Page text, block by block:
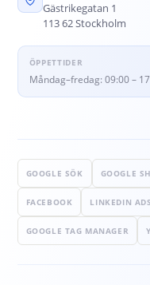
Gästrikegatan 1
113 62 Stockholm
ÖPPETTIDER
Måndag–fredag: 09:00 –
GOOGLE SÖK GOOGLE
FACEBOOK LINKEDIN ADS
GOOGLE TAG MANAGER